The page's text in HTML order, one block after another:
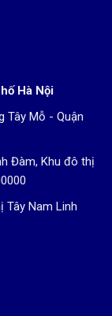
Hà Nội
Tây Mỗ - Quận
Đàm, Khu đô thị
Tây Nam Linh